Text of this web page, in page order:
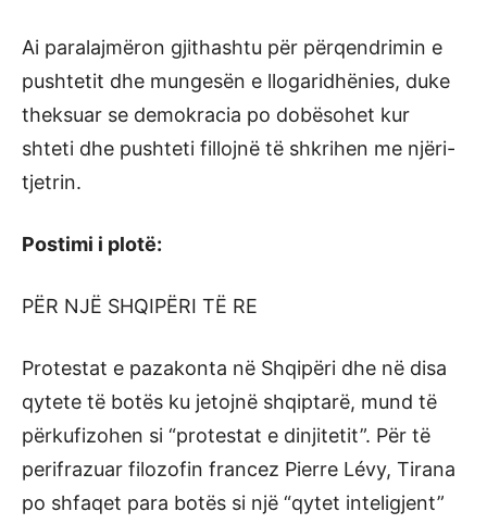
Ai paralajmëron gjithashtu për përqendrimin e
pushtetit dhe mungesën e llogaridhënies, duke
theksuar se demokracia po dobësohet kur
shteti dhe pushteti fillojnë të shkrihen me njëri-
tjetrin.
Postimi i plotë:
PËR NJË SHQIPËRI TË RE
Protestat e pazakonta në Shqipëri dhe në disa
qytete të botës ku jetojnë shqiptarë, mund të
përkufizohen si “protestat e dinjitetit”. Për të
perifrazuar filozofin francez Pierre Lévy, Tirana
po shfaqet para botës si një “qytet inteligjent”